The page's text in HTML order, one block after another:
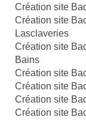
Création site
Création site
Lasclaveries
Création site
Bains
Création site
Création site
Création site
Création site